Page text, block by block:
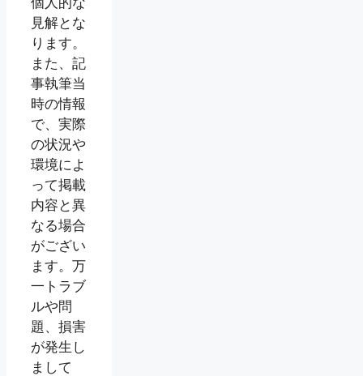
見解とな
ります。
また、記
事執筆当
時の情報
で、実際
の状況や
環境によ
って掲載
内容と異
なる場合
がござい
ます。万
一トラブ
ルや問
題、損害
が発生し
まして